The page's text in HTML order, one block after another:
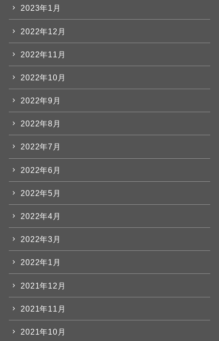
2023年1月
2022年12月
2022年11月
2022年10月
2022年9月
2022年8月
2022年7月
2022年6月
2022年5月
2022年4月
2022年3月
2022年1月
2021年12月
2021年11月
2021年10月